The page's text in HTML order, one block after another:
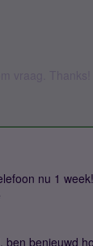
nu 1
ben benieuwd